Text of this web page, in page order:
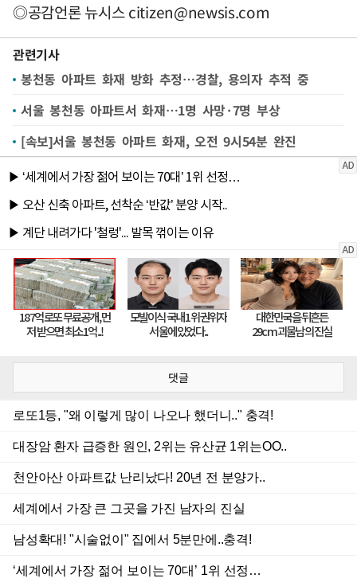
◎공감언론 뉴시스citizen@newsis.com
관련기사
봉천동 아파트 화재 방화 추정…경찰, 용의자 추적 중
서울 봉천동 아파트서 화재…1명 사망·7명 부상
[속보]서울 봉천동 아파트 화재, 오전 9시54분 완진
댓글